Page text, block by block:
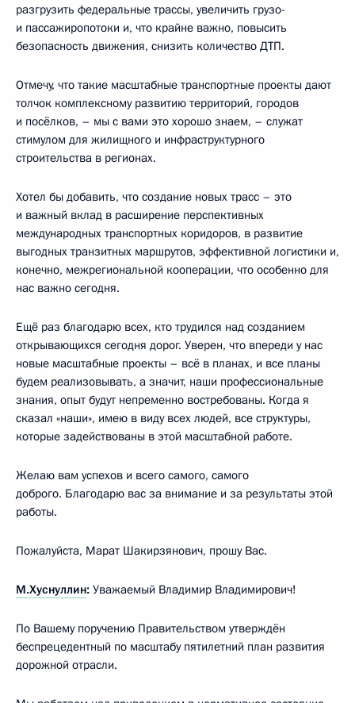
разгрузить федеральные трассы, увеличить грузо-
и пассажиропотоки и, что крайне важно, повысить
безопасность движения, снизить количество ДТП.
Отмечу, что такие масштабные транспортные проекты дают
толчок комплексному развитию территорий, городов
и посёлков, – мы с вами это хорошо знаем, – служат
стимулом для жилищного и инфраструктурного
строительства в регионах.
Хотел бы добавить, что создание новых трасс – это
и важный вклад в расширение перспективных
международных транспортных коридоров, в развитие
выгодных транзитных маршрутов, эффективной логистики и,
конечно, межрегиональной кооперации, что особенно для
нас важно сегодня.
Ещё раз благодарю всех, кто трудился над созданием
открывающихся сегодня дорог. Уверен, что впереди у нас
новые масштабные проекты – всё в планах, и все планы
будем реализовывать, а значит, наши профессиональные
знания, опыт будут непременно востребованы. Когда я
сказал «наши», имею в виду всех людей, все структуры,
которые задействованы в этой масштабной работе.
Желаю вам успехов и всего самого, самого
доброго. Благодарю вас за внимание и за результаты этой
работы.
Пожалуйста, Марат Шакирзянович, прошу Вас.
М.Хуснуллин: Уважаемый Владимир Владимирович!
По Вашему поручению Правительством утверждён
беспрецедентный по масштабу пятилетний план развития
дорожной отрасли.